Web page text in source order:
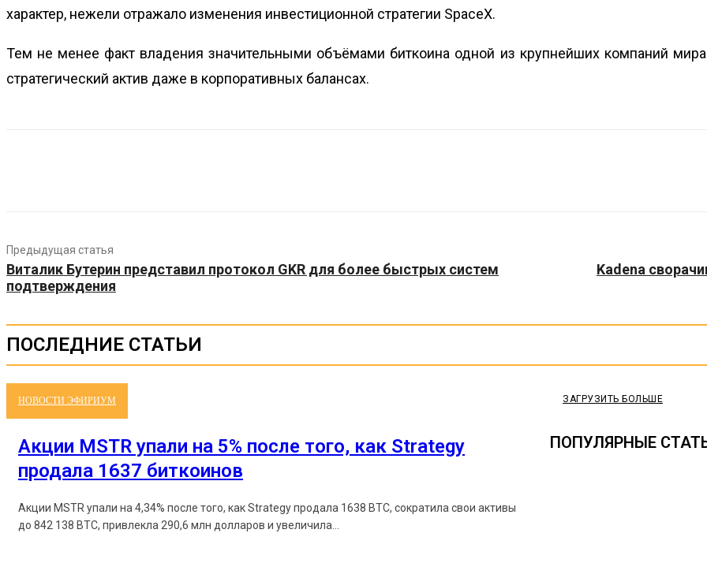
характер, нежели отражало изменения инвестиционной стратегии SpaceX.
Тем не менее факт владения значительными объёмами биткоина одной из крупнейших компаний мира
стратегический актив даже в корпоративных балансах.
Предыдущая статья
Виталик Бутерин представил протокол GKR для более быстрых систем
подтверждения
Kadena
ПОСЛЕДНИЕ СТАТЬИ
НОВОСТИ ЭФИРИУМ
Акции MSTR упали на 5% после того, как Strategy
продала 1637 биткоинов
Акции MSTR упали на 4,34% после того, как Strategy продала 1638 BTC, сократила свои активы
до 842 138 BTC, привлекла 290,6 млн долларов и увеличила...
ЗАГРУЗИТЬ БОЛЬШЕ
ПОПУЛЯРНЫЕ